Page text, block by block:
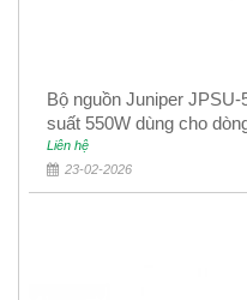
Bộ nguồn Juniper
suất 550W dùng cho
EX4400
Liên hệ
23-02-2026